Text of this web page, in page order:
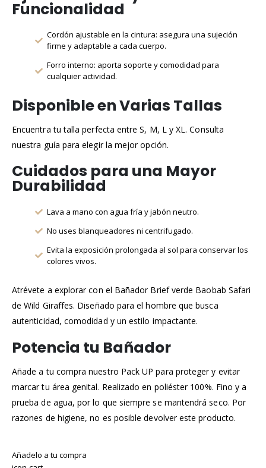
Funcionalidad
Cordón ajustable en la cintura: asegura una sujeción
firme y adaptable a cada cuerpo.
Forro interno: aporta soporte y comodidad para
cualquier actividad.
Disponible en Varias Tallas
Encuentra tu talla perfecta entre S, M, L y XL. Consulta
nuestra guía para elegir la mejor opción.
Cuidados para una Mayor
Durabilidad
Lava a mano con agua fría y jabón neutro.
No uses blanqueadores ni centrifugado.
Evita la exposición prolongada al sol para conservar los
colores vivos.
Atrévete a explorar con el Bañador Brief verde Baobab Safari
de Wild Giraffes. Diseñado para el hombre que busca
autenticidad, comodidad y un estilo impactante.
Potencia tu Bañador
Añade a tu compra nuestro Pack UP para proteger y evitar
marcar tu área genital. Realizado en poliéster 100%. Fino y a
prueba de agua, por lo que siempre se mantendrá seco. Por
razones de higiene, no es posible devolver este producto.
Añadelo a tu compra